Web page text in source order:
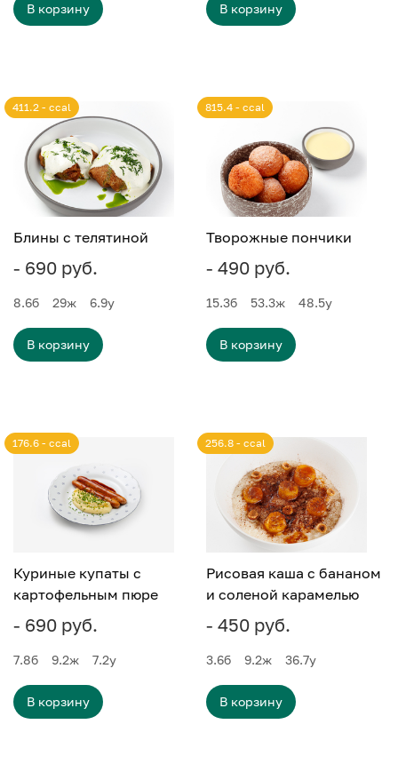
В корзину В корзину
Блины с телятиной
- 690 руб.
411.2 - ccal
8.6б 29ж 6.9у
В корзину
Творожные пончики
- 490 руб.
815.4 - ccal
15.3б 53.3ж 48.5у
В корзину
Куриные купаты с
картофельным пюре
- 690 руб.
176.6 - ccal
7.8б 9.2ж 7.2у
В корзину
Рисовая каша с бананом
и соленой карамелью
- 450 руб.
256.8 - ccal
3.6б 9.2ж 36.7у
В корзину